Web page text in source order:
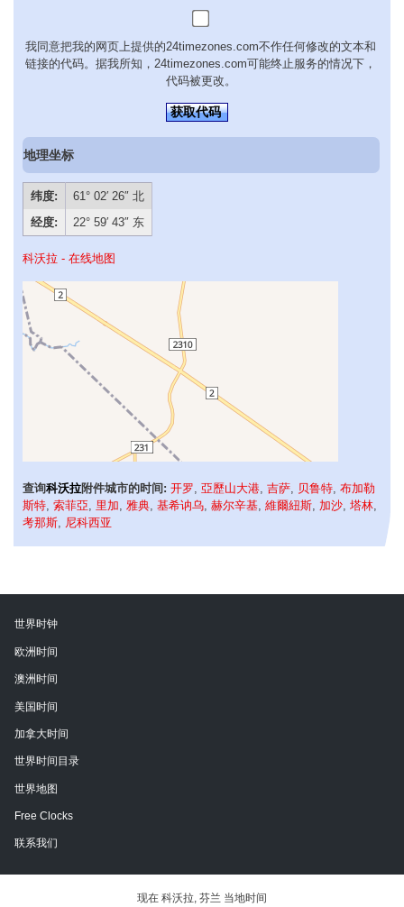
我同意把我的网页上提供的24timezones.com不作任何修改的文本和
链接的代码。据我所知，24timezones.com可能终止服务的情况下，
代码被更改。
获取代码
地理坐标
纬度:
61° 02′ 26″ 北
经度:
22° 59′ 43″ 东
科沃拉 - 在线地图
查询科沃拉附件城市的时间: 开罗 亞歷山大港 吉萨 贝鲁特 布加勒
斯特 索菲亞 里加 雅典 基希讷乌 赫尔辛基 維爾紐斯 加沙 塔林
考那斯
尼科西亚
世界时钟
欧洲时间
澳洲时间
美国时间
加拿大时间
世界时间目录
世界地图
Free Clocks
联系我们
现在 科沃拉, 芬兰 当地时间